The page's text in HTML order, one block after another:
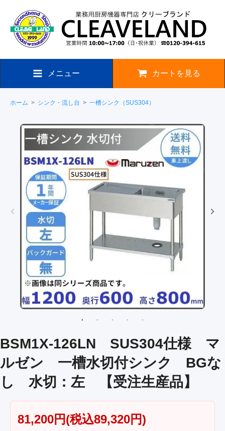
メニュー カートを見る
ホーム > シンク・流し台 > 一槽シンク（SUS304）
BSM1X-126LN SUS304仕様 マ
ルゼン 一槽水切付シンク BGな
し 水切：左 【受注生産品】
81,200円(税込89,320円)